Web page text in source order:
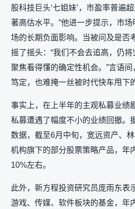
股科技巨头‘七姐妹’，市盈率普遍
著高估水平。”他进一步提示，市
场的长期负面影响。当被问及是否
摇了摇头：“我们不会去追高，仍将
聚焦看得懂的确定性机会。”言语
笃定，也难掩一丝被时代快车甩下
事实上，在上半年的主观私募业绩
私募遭遇了幅度不小的业绩回撤。
数据，截至6月中旬，宽远资产、
机构旗下的部分股票策略产品，年
10%左右。
此外，新方程投资研究员庞雨东表
游戏、传媒、软件板块的基金，年